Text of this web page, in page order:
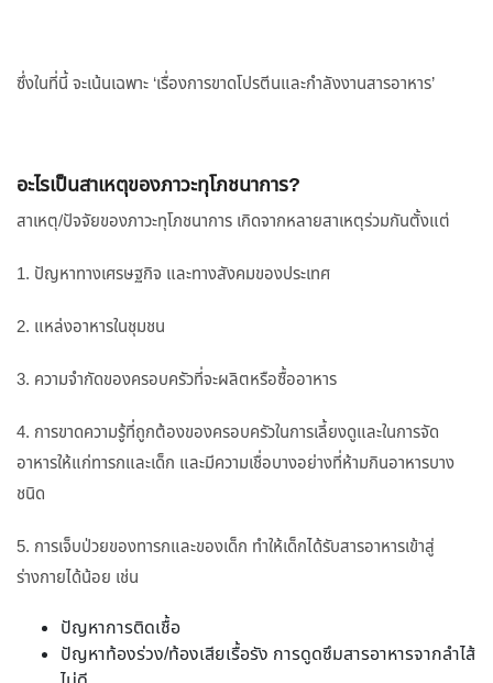
ซึ่งในที่นี้ จะเน้นเฉพาะ ‘เรื่องการขาดโปรตีนและกำลังงานสารอาหาร’
อะไรเป็นสาเหตุของภาวะทุโภชนาการ?
สาเหตุ/ปัจจัยของภาวะทุโภชนาการ เกิดจากหลายสาเหตุร่วมกันตั้งแต่
1. ปัญหาทางเศรษฐกิจ และทางสังคมของประเทศ
2. แหล่งอาหารในชุมชน
3. ความจำกัดของครอบครัวที่จะผลิตหรือซื้ออาหาร
4. การขาดความรู้ที่ถูกต้องของครอบครัวในการเลี้ยงดูและในการจัด
อาหารให้แก่ทารกและเด็ก และมีความเชื่อบางอย่างที่ห้ามกินอาหารบาง
ชนิด
5. การเจ็บป่วยของทารกและของเด็ก ทำให้เด็กได้รับสารอาหารเข้าสู่
ร่างกายได้น้อย เช่น
ปัญหาการติดเชื้อ
ปัญหาท้องร่วง/ท้องเสียเรื้อรัง การดูดซึมสารอาหารจากลำไส้